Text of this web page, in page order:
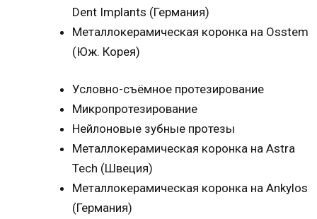
Dent Implants (Германия)
Металлокерамическая коронка на Osstem
(Юж. Корея)
Условно-съёмное протезирование
Микропротезирование
Нейлоновые зубные протезы
Металлокерамическая коронка на Astra
Tech (Швеция)
Металлокерамическая коронка на Ankylos
(Германия)